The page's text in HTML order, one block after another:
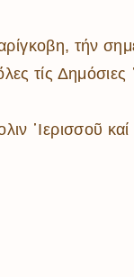
τήν
τίς Δημόσιες
῾Ιερισσοῦ καί